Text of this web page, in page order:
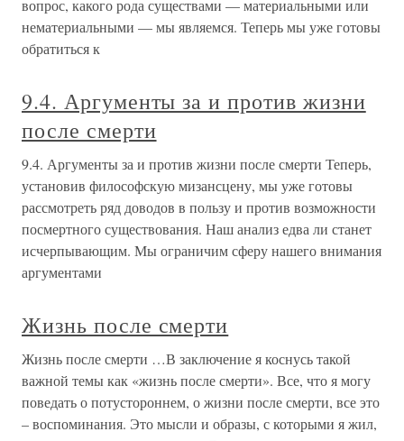
вопрос, какого рода существами — материальными или
нематериальными — мы являемся. Теперь мы уже готовы
обратиться к
9.4. Аргументы за и против жизни
после смерти
9.4. Аргументы за и против жизни после смерти Теперь,
установив философскую мизансцену, мы уже готовы
рассмотреть ряд доводов в пользу и против возможности
посмертного существования. Наш анализ едва ли станет
исчерпывающим. Мы ограничим сферу нашего внимания
аргументами
Жизнь после смерти
Жизнь после смерти …В заключение я коснусь такой
важной темы как «жизнь после смерти». Все, что я могу
поведать о потустороннем, о жизни после смерти, все это
– воспоминания. Это мысли и образы, с которыми я жил,